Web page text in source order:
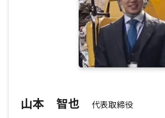
山本 智也 代表取締役